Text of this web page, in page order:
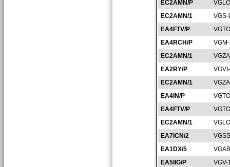
EC2AMN/P
EC2AMN/1
EA4FTV/P
EA4RCH/P
EC2AMN/1
EA2RY/P
EC2AMN/1
EA4IN/P
EA4FTV/P
EC2AMN/1
EA7ICN/2
EA1DX/5
EA5IIG/P
VGV-